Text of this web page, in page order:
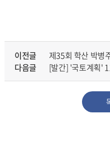
이전글
제35회 학산 박병
다음글
[발간] '국토계획'